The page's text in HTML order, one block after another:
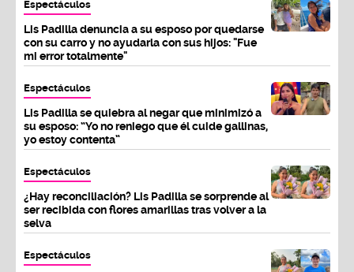
Espectáculos
Lis Padilla denuncia a su esposo por quedarse
con su carro y no ayudarla con sus hijos: "Fue
mi error totalmente"
Espectáculos
Lis Padilla se quiebra al negar que minimizó a
su esposo: “Yo no reniego que él cuide gallinas,
yo estoy contenta”
Espectáculos
¿Hay reconciliación? Lis Padilla se sorprende al
ser recibida con flores amarillas tras volver a la
selva
Espectáculos